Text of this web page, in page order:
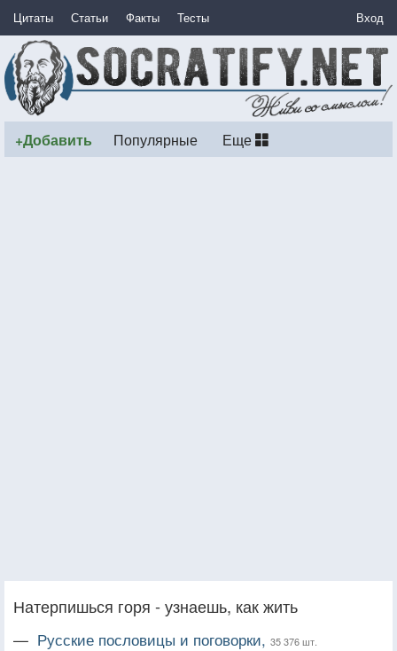
Цитаты Статьи Факты Тесты Вход
+Добавить Популярные Еще
Натерпишься горя - узнаешь, как жить
— Русские пословицы и поговорки, 35 376 шт.